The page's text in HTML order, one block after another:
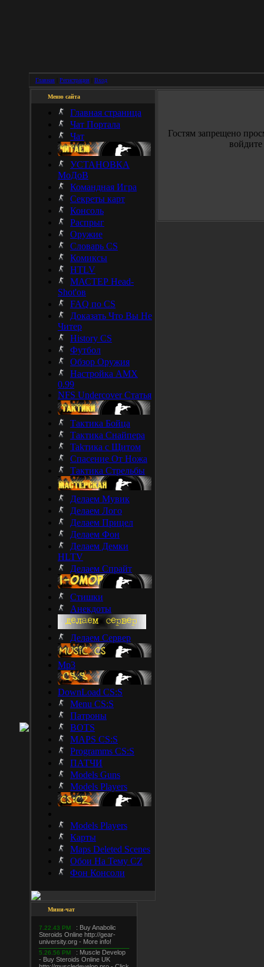
Главная Регистрация Вход
Меню сайта
Главная страница
Чат Портала
Чат
УСТАНОВКА
МоДоВ
Командная Игра
Секреты карт
Консоль
Распрыг
Оружие
Словарь CS
Комиксы
HTLV
МАСТЕР Head-
Shot'ов
FAQ по CS
Доказать Что Вы Не
Читер
History CS
Футбол
Обзор Оружия
Настройка AMX
0.99
NFS Undercover Статья
Тактика Бойца
Тактика Снайпера
Takтика с Щитом
Спасение От Ножа
Тактика Стрельбы
Делаем Мувик
Делаем Лого
Делаем Прицел
Делаем Фон
Делаем Демки
HLTV
Делаем Спрайт
Стишки
Анекдоты
Делаем Сервер
Mp3
DownLoad CS:S
Menu CS:S
Патроны
BOTS
MAPS CS:S
Programms CS:S
ПАТЧИ
Models Guns
Models Players
Models Players
Карты
Maps Deleted Scenes
Обои На Тему CZ
Фон Консоли
Мини-чат
Гостям запрещено
войдите